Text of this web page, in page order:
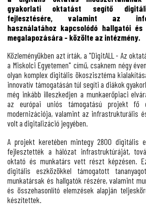
gyakorlati oktatást segítő
fejlesztésére, valamint az
használatához kapcsolódó hallgatói
megalapozására - közölte az intézmény.
Közleményükben azt írták, a "DigitALL - Az
a Miskolci Egyetemen" című, csaknem négy
olyan komplex digitális ökoszisztéma
innovatív támogatásán túl segíti a diákok
még inkább illeszkedjen a munkaerőpiaci
az európai uniós támogatású projekt fő
modernizációja, valamint az infrastrukturális
volt a digitalizáció jegyében.
A projekt keretében mintegy 2800 digitális
fejlesztették a hálózat infrastruktúráját,
oktató és munkatárs vett részt képzésen.
digitális eszközökkel támogatott
munkatársak és hallgatók részére, valamint
és összehasonlító elemzések alapján
készítettek.